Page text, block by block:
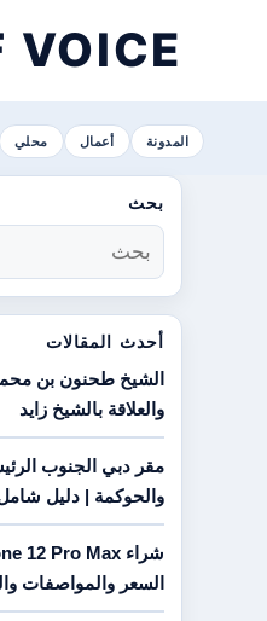
VOICE
المدونة أعمال محلي
بحث
أحدث المقالات
الشيخ طحنون بن
والعلاقة بالشيخ زايد
مقر دبي الجنوب
والحوكمة | دليل
السعر والمواصفات